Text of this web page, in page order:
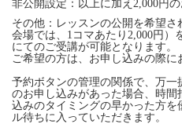
非公開設定：以上に加え2,000円
その他：レッスンの公開を希望
会場では、1コマあたり2,000円）
にてのご受講が可能となります。
ご希望の方は、お申し込みの際に
予約ボタンの管理の関係で、万一
のお申し込みがあった場合、時間
込みのタイミングの早かった方
ル待ちに入っていただきます。